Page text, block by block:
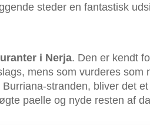
steder en fantastisk
i Nerja. Den er kendt
mens som vurderes
stranden, bliver det
paelle og nyde resten af